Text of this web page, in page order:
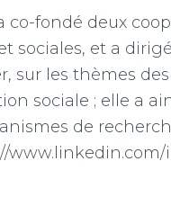
co-fondé deux
sociales, et a
sur les thèmes
sociale ; elle a
de